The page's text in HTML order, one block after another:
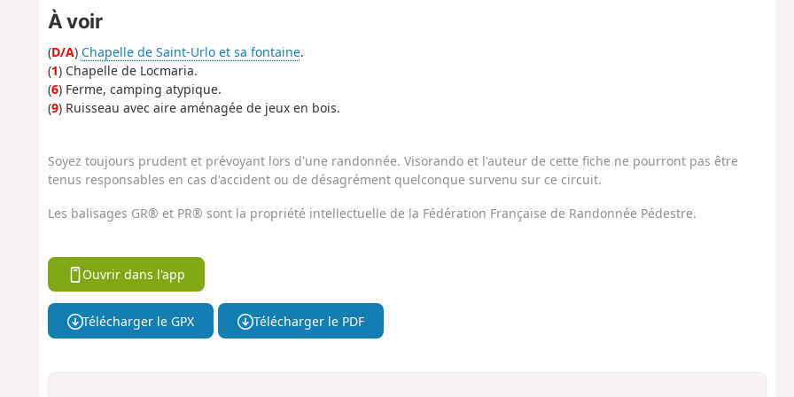
À voir
(D/A) Chapelle de Saint-Urlo et sa fontaine.
(1) Chapelle de Locmaria.
(6) Ferme, camping atypique.
(9) Ruisseau avec aire aménagée de jeux en bois.
Soyez toujours prudent et prévoyant lors d'une randonnée. Visorando et l'auteur de cette fiche ne pourront pas être
tenus responsables en cas d'accident ou de désagrément quelconque survenu sur ce circuit.
Les balisages GR® et PR® sont la propriété intellectuelle de la Fédération Française de Randonnée Pédestre.
Ouvrir dans l'app
Télécharger le GPX Télécharger le PDF